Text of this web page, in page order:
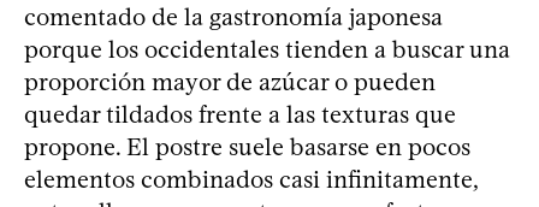
comentado de la gastronomía japonesa
porque los occidentales tienden a buscar una
proporción mayor de azúcar o pueden
quedar tildados frente a las texturas que
propone. El postre suele basarse en pocos
elementos combinados casi infinitamente,